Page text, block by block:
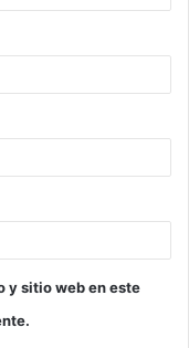
y sitio web en este